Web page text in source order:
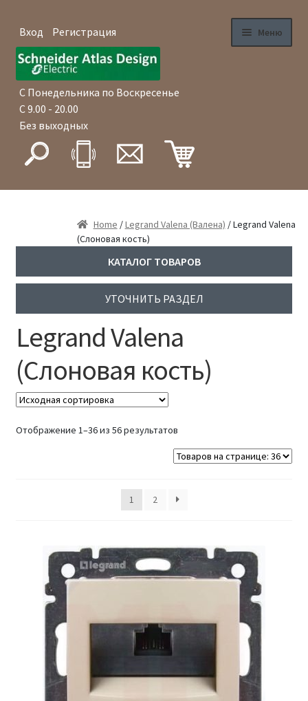
Меню
Вход Регистрация
Главная
Магазин
Гарантия
Оптовые продажи
Реквизиты
Контакты
Перейти
навигации
Перейти
содержимому
С Понедельника по Воскресенье
С 9.00 - 20.00
Без выходных
Home /Legrand Valena (Валена) / Legrand Valena
(Слоновая кость)
КАТАЛОГ ТОВАРОВ
УТОЧНИТЬ РАЗДЕЛ
Legrand Valena
(Слоновая кость)
Отображение 1–36 из 56 результатов
1 2